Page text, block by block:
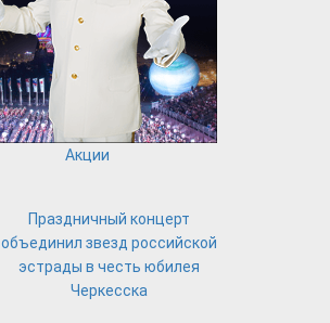
Акции
Праздничный концерт
объединил звезд российской
эстрады в честь юбилея
Черкесска